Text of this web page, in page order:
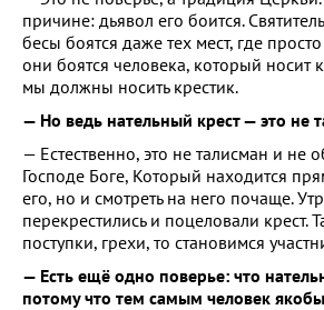
причине: дьявол его боится.
бесы боятся даже тех мест, где
они боятся человека, который носит
мы должны носить крестик.
— Но ведь нательный крест — это не
— Естественно, это не талисман и не
Господе Боге, Который находится
его, но и смотреть на него почаще.
перекрестились и поцеловали
поступки, грехи, то становимся
— Есть ещё одно поверье: что
потому что тем самым человек